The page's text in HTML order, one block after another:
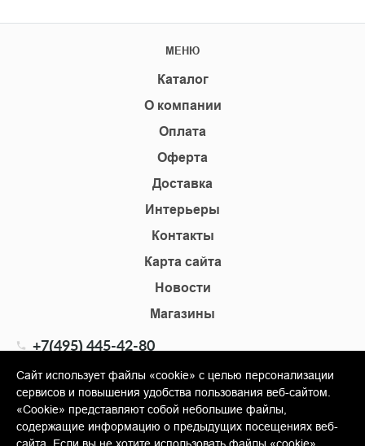
МЕНЮ
Каталог
О компании
Оплата
Оферта
Доставка
Интерьеры
Контакты
Карта сайта
Новости
Магазины
+7(495) 445-42-80
info@shopkm.ru
© Copyright 2013-2026 KERAMA MARAZZI, ООО «Гамма
Сайт использует файлы «cookie» с целью персонализации
сервисов и повышения удобства пользования веб-сайтом.
«Cookie» представляют собой небольшие файлы,
содержащие информацию о предыдущих посещениях веб-